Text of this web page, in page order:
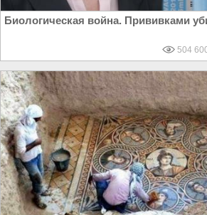
Биологическая война. Прививками
504